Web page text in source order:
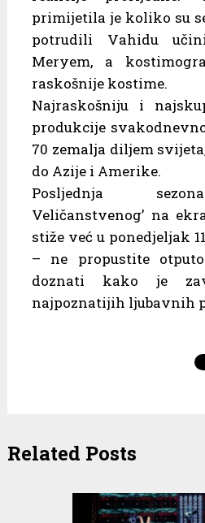
primijetila je koliko su
potrudili Vahidu
Meryem, a
raskošnije kostime.
Najraskošniju i
produkcije
70 zemalja diljem
do Azije i Amerike.
Posljednja
Veličanstvenog’ na
stiže već u ponedjeljak
– ne propustite
doznati kako je
najpoznatijih ljubavnih
Related Posts